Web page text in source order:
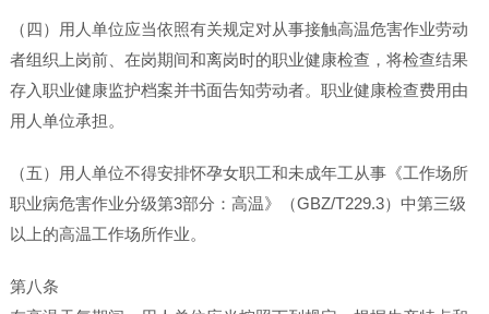
（四）用人单位应当依照有关规定对从事接触高温危害作业劳动
者组织上岗前、在岗期间和离岗时的职业健康检查，将检查结果
存入职业健康监护档案并书面告知劳动者。职业健康检查费用由
用人单位承担。
（五）用人单位不得安排怀孕女职工和未成年工从事《工作场所
职业病危害作业分级第3部分：高温》（GBZ/T229.3）中第三级
以上的高温工作场所作业。
第八条